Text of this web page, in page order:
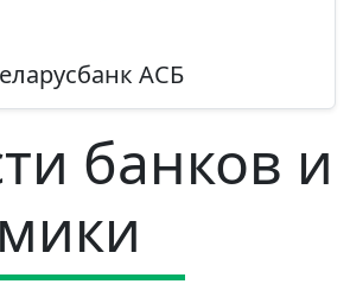
АСБ
банков и